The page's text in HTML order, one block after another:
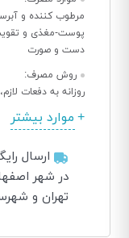
مرطوب کننده و
پوست-مغذی و
دست و صورت
روش مصرف:
روزانه به دفعات
موارد بیشتر
ارسال
در شهر
تهران و